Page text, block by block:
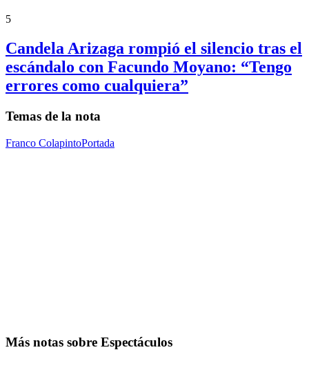
5
Candela Arizaga rompió el silencio tras el
escándalo con Facundo Moyano: “Tengo
errores como cualquiera”
Temas de la nota
Franco ColapintoPortada
Más notas sobre Espectáculos